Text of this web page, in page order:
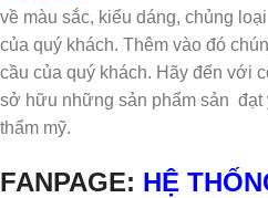
về màu sắc, kiểu dáng, chủng
của quý khách. Thêm vào đó
cầu của quý khách. Hãy đến với
sở hữu những sản phẩm sản đạt
thẩm mỹ.
FANPAGE: HỆ